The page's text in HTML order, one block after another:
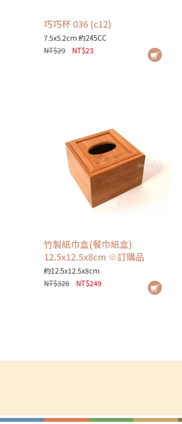
巧巧杯 036 (c12)
7.5x5.2cm 約245CC
NT$29
NT$23
竹製紙巾盒(餐巾紙盒)
12.5x12.5x8cm ※訂購品
約12.5x12.5x8cm
NT$328
NT$249